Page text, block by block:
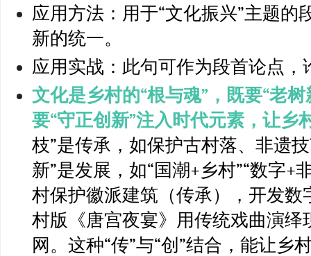
应用方法：用于“文化振兴”主题的
新的统一。
应用实战：此句可作为段首论点
文化是乡村的“根与魂”，既要“老
要“守正创新”注入时代元素，让乡
枝”是传承，如保护古村落、非遗
新”是发展，如“国潮+乡村”“数字+
村保护徽派建筑（传承），开发
村版《唐宫夜宴》用传统戏曲演
网。这种“传”与“创”结合，能让乡